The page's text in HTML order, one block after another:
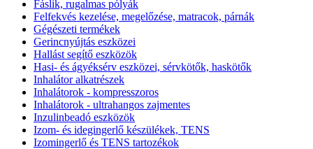
Fáslik, rugalmas pólyák
Felfekvés kezelése, megelőzése, matracok, párnák
Gégészeti termékek
Gerincnyújtás eszközei
Hallást segítő eszközök
Hasi- és ágyéksérv eszközei, sérvkötők, haskötők
Inhalátor alkatrészek
Inhalátorok - kompresszoros
Inhalátorok - ultrahangos zajmentes
Inzulinbeadó eszközök
Izom- és idegingerlő készülékek, TENS
Izomingerlő és TENS tartozékok